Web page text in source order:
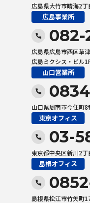
広島県大竹市晴海2
広島事業所
082-
広島県広島市西区草
広島ミクシス・ビル
山口営業所
山口県周南市今住町8
東京オフィス
03-
東京都中央区新川2
島根オフィス
島根県松江市竹矢町